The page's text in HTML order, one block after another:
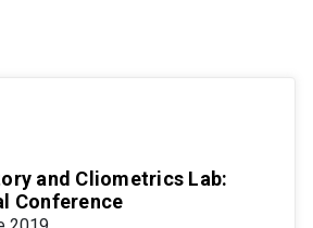
and Cliometrics Lab:
Conference